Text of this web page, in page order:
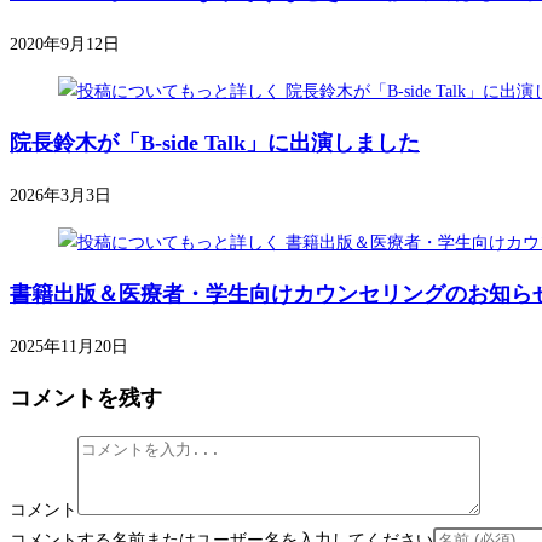
2020年9月12日
院長鈴木が「B-side Talk」に出演しました
2026年3月3日
書籍出版＆医療者・学生向けカウンセリングのお知ら
2025年11月20日
コメントを残す
コメント